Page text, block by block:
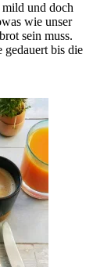
mild und doch
wie unser
sein muss.
gedauert bis die